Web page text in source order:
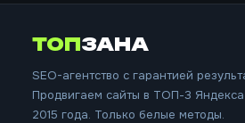
ТОПЗАНА
SEO-агентство с гарантией
Продвигаем сайты в ТОП-3
2015 года. Только белые методы.